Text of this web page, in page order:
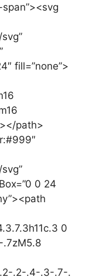
fill=”none”>
path>
0 24
0
.2-.4-.3-.7-.